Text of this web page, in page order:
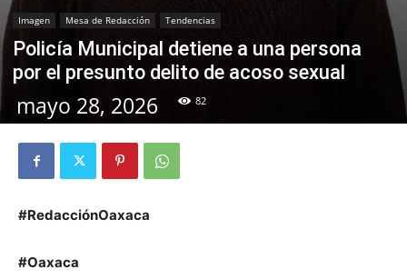
Imagen Mesa de Redacción Tendencias
Policía Municipal detiene a una persona
por el presunto delito de acoso sexual
mayo 28, 2026 82
#RedacciónOaxaca
#Oaxaca